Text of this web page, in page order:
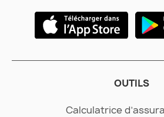
OUTILS
Calculatrice